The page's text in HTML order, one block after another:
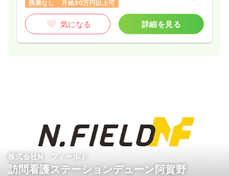
残業月5時間
月給28万円以上可
気になる 詳細を見る
気になる 詳細を見る
残業なし 月給30万円以上可
気になる 詳細を見る
株式会社N・フィールド
訪問看護ステーションデューン阿賀野